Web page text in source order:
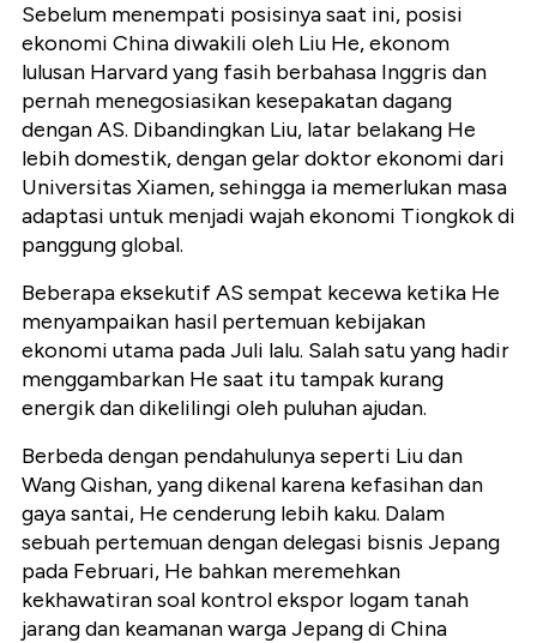
Sebelum menempati posisinya saat ini, posisi
ekonomi China diwakili oleh Liu He, ekonom
lulusan Harvard yang fasih berbahasa Inggris dan
pernah menegosiasikan kesepakatan dagang
dengan AS. Dibandingkan Liu, latar belakang He
lebih domestik, dengan gelar doktor ekonomi dari
Universitas Xiamen, sehingga ia memerlukan masa
adaptasi untuk menjadi wajah ekonomi Tiongkok di
panggung global.
Beberapa eksekutif AS sempat kecewa ketika He
menyampaikan hasil pertemuan kebijakan
ekonomi utama pada Juli lalu. Salah satu yang hadir
menggambarkan He saat itu tampak kurang
energik dan dikelilingi oleh puluhan ajudan.
Berbeda dengan pendahulunya seperti Liu dan
Wang Qishan, yang dikenal karena kefasihan dan
gaya santai, He cenderung lebih kaku. Dalam
sebuah pertemuan dengan delegasi bisnis Jepang
pada Februari, He bahkan meremehkan
kekhawatiran soal kontrol ekspor logam tanah
jarang dan keamanan warga Jepang di China